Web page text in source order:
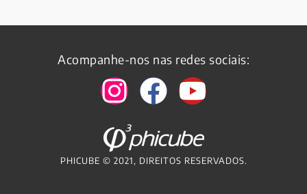
Acompanhe-nos nas redes sociais:
PHICUBE © 2021, DIREITOS RESERVADOS.